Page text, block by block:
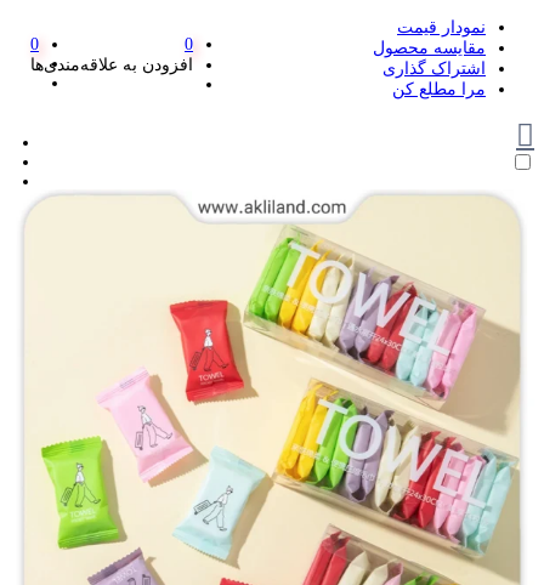
نمودار قیمت
مقایسه محصول
اشتراک گذاری
مرا مطلع کن
0
افزودن به علاقه‌مندی‌ها
0